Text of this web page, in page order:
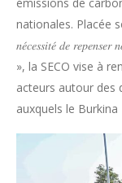
nationales. Placée
𝑛𝑒́𝑐𝑒𝑠𝑠𝑖𝑡𝑒́ 𝑑𝑒
», la SECO vise à
acteurs autour des
auxquels le